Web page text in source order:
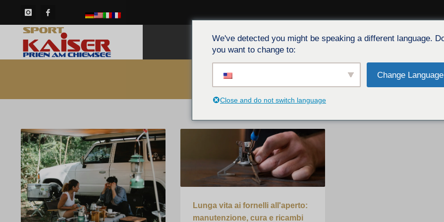
CASA SERVIZIO EVENTI CARTONE BLOG
Lunga vita ai fornelli all'aperto:
manutenzione, cura e ricambi
We've detected you might be speaking a different language.
you want to change to:
Change Language
Close and do not switch language